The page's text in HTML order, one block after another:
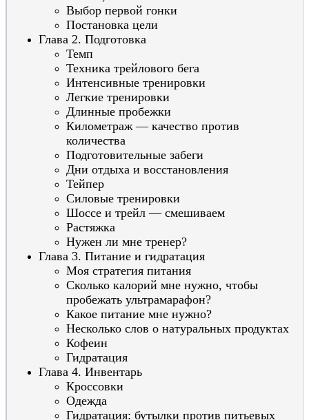
Выбор первой гонки
Постановка цели
Глава 2. Подготовка
Темп
Техника трейлового бега
Интенсивные тренировки
Легкие тренировки
Длинные пробежки
Километраж — качество против
количества
Подготовительные забеги
Дни отдыха и восстановления
Тейпер
Силовые тренировки
Шоссе и трейл — смешиваем
Растяжка
Нужен ли мне тренер?
Глава 3. Питание и гидратация
Моя стратегия питания
Сколько калорий мне нужно, чтобы
пробежать ультрамарафон?
Какое питание мне нужно?
Несколько слов о натуральных продуктах
Кофеин
Гидратация
Глава 4. Инвентарь
Кроссовки
Одежда
Гидратация: бутылки против питьевых